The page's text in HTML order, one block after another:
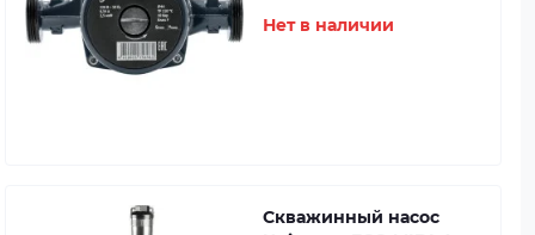
Нет в наличии
Скважинный насос